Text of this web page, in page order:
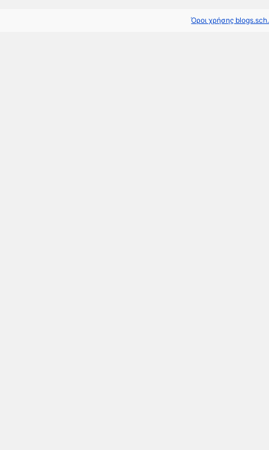
Όροι χρήσης